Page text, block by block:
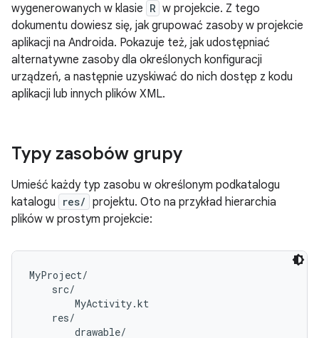
wygenerowanych w klasie R w projekcie. Z tego
dokumentu dowiesz się, jak grupować zasoby w projekcie
aplikacji na Androida. Pokazuje też, jak udostępniać
alternatywne zasoby dla określonych konfiguracji
urządzeń, a następnie uzyskiwać do nich dostęp z kodu
aplikacji lub innych plików XML.
Typy zasobów grupy
Umieść każdy typ zasobu w określonym podkatalogu
katalogu
res/ projektu. Oto na przykład hierarchia
plików w prostym projekcie:
MyProject/
    src/
        MyActivity.kt
    res/
        drawable/